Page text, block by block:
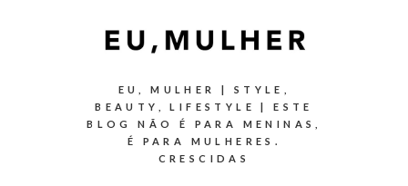
EU, MULHER | STYLE,
BEAUTY, LIFESTYLE | ESTE
BLOG NÃO É PARA MENINAS,
É PARA MULHERES.
CRESCIDAS